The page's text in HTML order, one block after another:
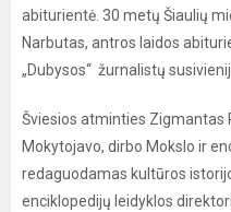
abiturientė. 30 metų Šiaulių
Narbutas, antros laidos
„Dubysos“ žurnalistų
Šviesios atminties Zigmantas
Mokytojavo, dirbo Mokslo ir
redaguodamas kultūros
enciklopedijų leidyklos